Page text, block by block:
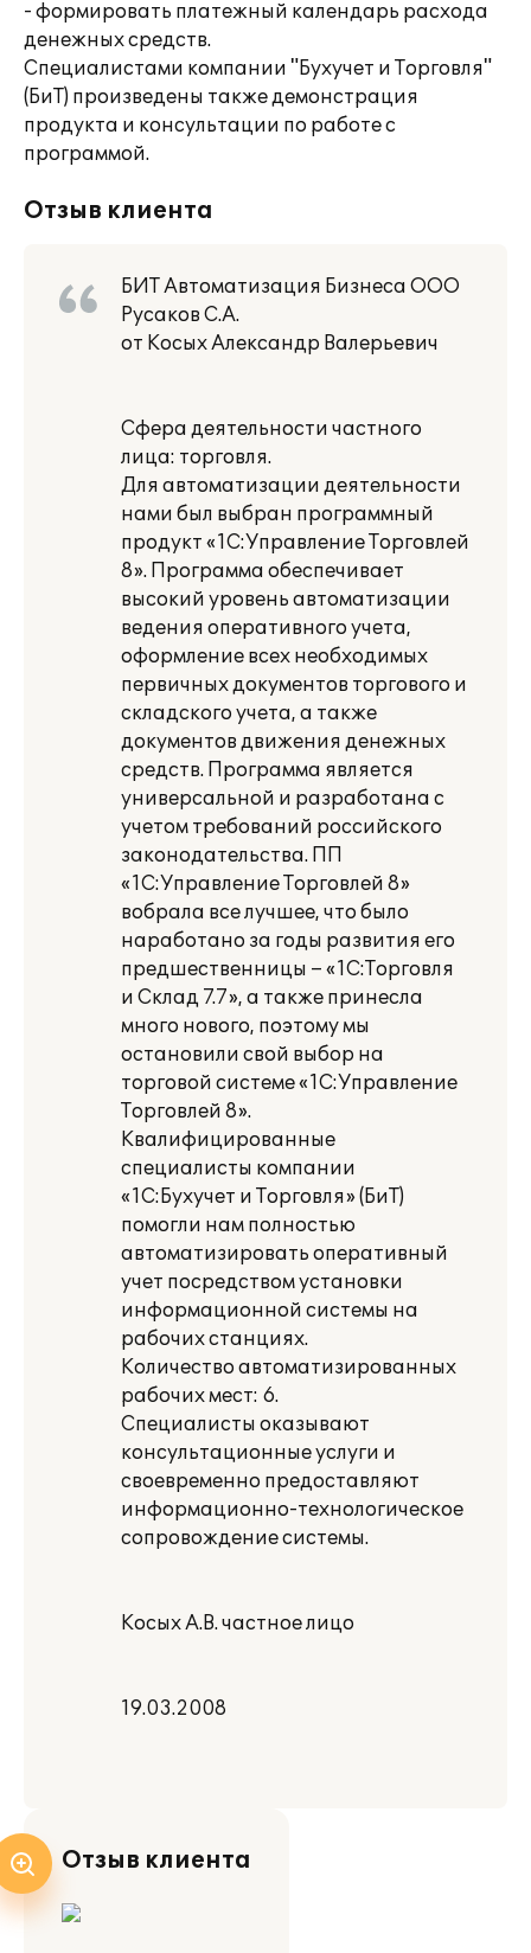
- формировать платежный календарь расхода
денежных средств.
Специалистами компании "Бухучет и Торговля"
(БиТ) произведены также демонстрация
продукта и консультации по работе с
программой.
Отзыв клиента
БИТ Автоматизация Бизнеса ООО
Русаков С.А.
от Косых Александр Валерьевич
Сфера деятельности частного
лица: торговля.
Для автоматизации деятельности
нами был выбран программный
продукт «1С:Управление Торговлей
8». Программа обеспечивает
высокий уровень автоматизации
ведения оперативного учета,
оформление всех необходимых
первичных документов торгового и
складского учета, а также
документов движения денежных
средств. Программа является
универсальной и разработана с
учетом требований российского
законодательства. ПП
«1С:Управление Торговлей 8»
вобрала все лучшее, что было
наработано за годы развития его
предшественницы – «1С:Торговля
и Склад 7.7», а также принесла
много нового, поэтому мы
остановили свой выбор на
торговой системе «1С:Управление
Торговлей 8».
Квалифицированные
специалисты компании
«1С:Бухучет и Торговля» (БиТ)
помогли нам полностью
автоматизировать оперативный
учет посредством установки
информационной системы на
рабочих станциях.
Количество автоматизированных
рабочих мест: 6.
Специалисты оказывают
консультационные услуги и
своевременно предоставляют
информационно-технологическое
сопровождение системы.
Косых А.В. частное лицо
19.03.2008
Отзыв клиента